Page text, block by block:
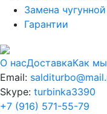
Замена
Гарантии
О насДоставкаКак
Email:
Skype: turbinka3390
+7 (916) 571-55-79